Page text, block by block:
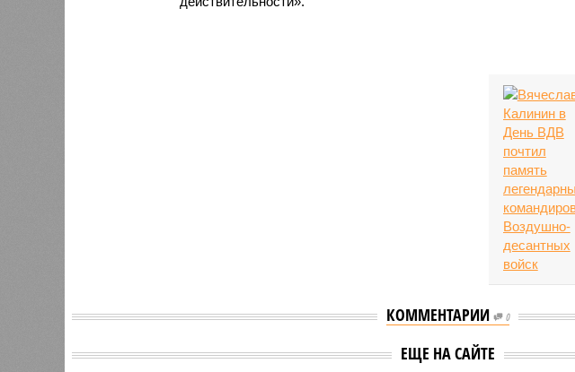
КОММЕНТАРИИ 0
ЕЩЕ НА САЙТЕ
Калинин принял участие
Вячеслав Калинин
принял участие в
посвященной Дню